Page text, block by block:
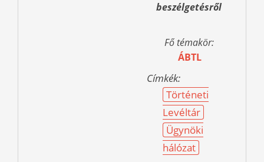
beszélgetésről
Fő témakör:
ÁBTL
Címkék:
Történeti
Levéltár
Ügynöki
hálózat